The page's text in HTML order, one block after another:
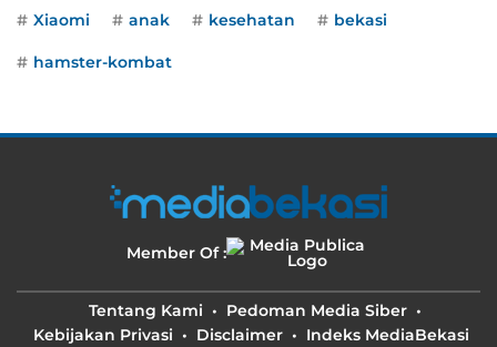
Xiaomi anak kesehatan bekasi
hamster-kombat
Member Of :
Tentang Kami
Pedoman Media Siber
Kebijakan Privasi
Disclaimer Indeks MediaBekasi